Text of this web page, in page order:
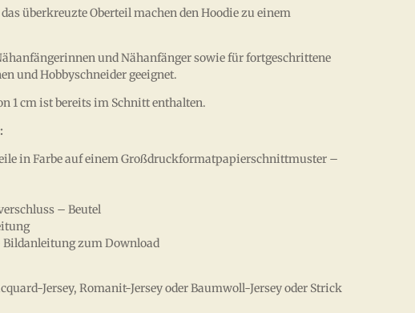
überkreuzte Oberteil machen den Hoodie zu einem
und Nähanfänger sowie für fortgeschrittene
und Hobbyschneider geeignet.
1 cm ist bereits im Schnitt enthalten.
in Farbe auf einem Großdruckformatpapierschnittmuster –
– Beutel
zum Download
Jersey, Romanit-Jersey oder Baumwoll-Jersey oder Strick